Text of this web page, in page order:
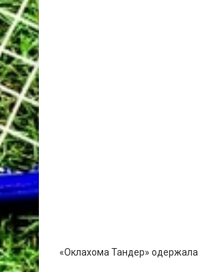
«Оклахома Тандер»